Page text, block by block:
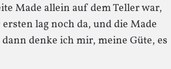
Made allein auf dem Teller war,
lag noch da, und die Made
denke ich mir, meine Güte, es